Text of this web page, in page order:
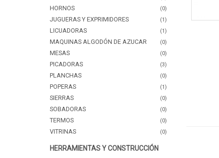
HORNOS (0)
JUGUERAS Y EXPRIMIDORES (1)
LICUADORAS (1)
MAQUINAS ALGODÓN DE AZUCAR (0)
MESAS (0)
PICADORAS (3)
PLANCHAS (0)
POPERAS (1)
SIERRAS (0)
SOBADORAS (0)
TERMOS (0)
VITRINAS (0)
HERRAMIENTAS Y CONSTRUCCIÓN